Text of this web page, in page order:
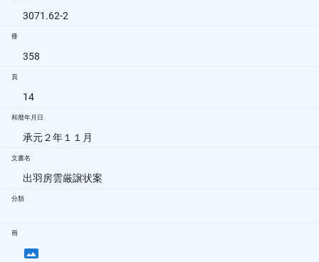
3071.62-2
冊
358
頁
14
和暦年月日
承元２年１１月
文書名
出羽房雲厳譲状案
分類
画